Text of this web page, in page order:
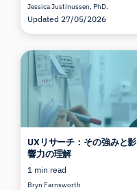
Jessica Justinussen, PhD.
Updated 27/05/2026
UXリサーチ：その強みと影
響力の理解
1 min read
Bryn Farnsworth